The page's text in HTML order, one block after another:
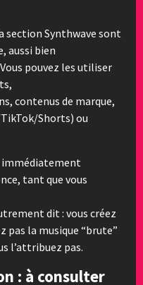
section Synthwave sont
aussi bien
pouvez les utiliser
contenus de marque,
Shorts) ou
immédiatement
tant que vous
dit : vous créez
pas la musique “brute”
l’attribuez pas.
: à consulter